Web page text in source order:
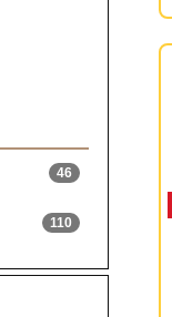
46
110